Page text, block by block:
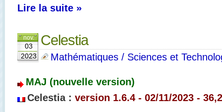
Lire la suite »
nov.
03
2023
Celestia
Mathématiques / Sciences et
MAJ (nouvelle version)
Celestia : version 1.6.4 - 02/11/2023 -